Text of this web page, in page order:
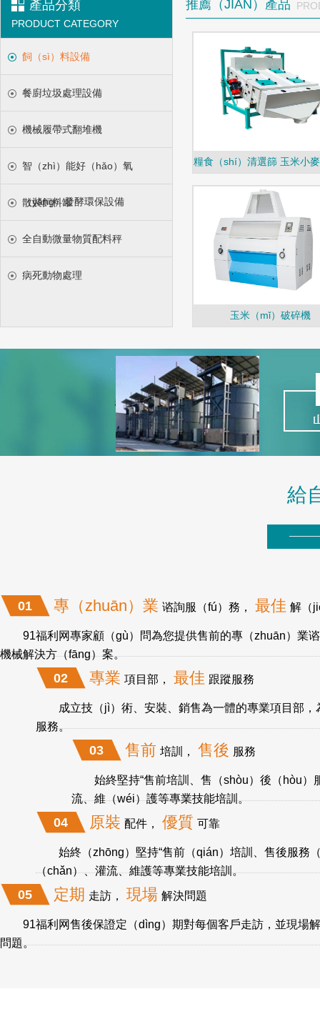
產品分類
PRODUCT CATEGORY
飼（sì）料設備
餐廚垃圾處理設備
機械履帶式翻堆機
智（zhì）能好（hǎo）氧
（yǎng）發酵環保設備
散裝飼料罐
全自動微量物質配料秤
病死動物處理
推薦（JIÀN）產品
玉米（mǐ）破碎機
給
01 專（zhuān）業 谘詢服（fú）務， 最佳 解（
91福利网專家顧（gù）問為您提供售前的專（zhuān）業
機械解決方（fāng）案。
02 專業 項目部， 最佳 跟蹤服務
成立技（jì）術、安裝、銷售為一體的專業項目部
服務。
03 售前 培訓， 售後 服務
始終堅持“售前培訓、售（shòu）後（hòu
流、維（wéi）護等專業技能培訓。
04 原裝 配件， 優質 可靠
始終（zhōng）堅持“售前（qián）培訓、售後服務
（chǎn）、灌流、維護等專業技能培訓。
05 定期 走訪， 現場 解決問題
91福利网售後保證定（dìng）期對每個客戶走訪，並現場
問題。